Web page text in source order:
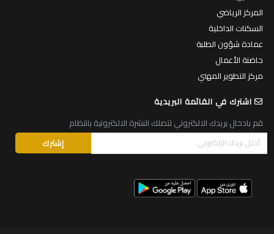
المركز الرياضي
السكنات الداخلية
عمادة شؤون الطلبة
حاضنة الأعمال
مركز التطوير المهني
اشترك في القائمة البريدية
قم بادخال بريدك الالكتروني لتصلك النشرة الالكترونية بانتظام